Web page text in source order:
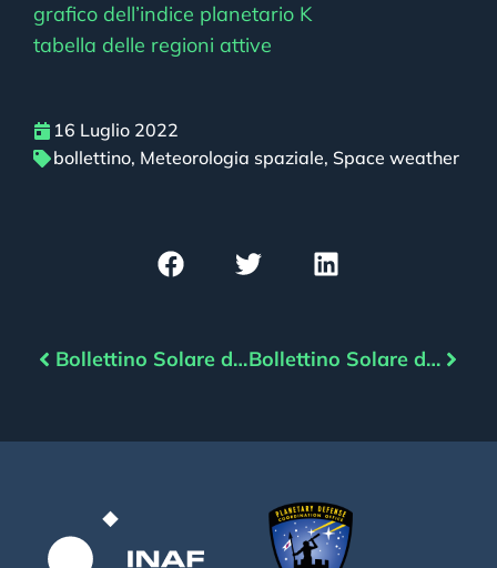
grafico dell’indice planetario K
tabella delle regioni attive
16 Luglio 2022
bollettino, Meteorologia spaziale, Space weather
Bollettino Solare del 15/07/2022 Bollettino Solare del 17/07/2022